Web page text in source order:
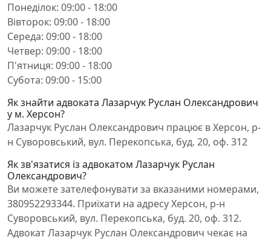
Понеділок: 09:00 - 18:00
Вівторок: 09:00 - 18:00
Середа: 09:00 - 18:00
Четвер: 09:00 - 18:00
П'ятниця: 09:00 - 18:00
Субота: 09:00 - 15:00
Як знайти адвоката Лазарчук Руслан Олександрович
у м. Херсон?
Лазарчук Руслан Олександрович працює в Херсон, р-
н Суворовський, вул. Перекопська, буд. 20, оф. 312
Як зв'язатися із адвокатом Лазарчук Руслан
Олександрович?
Ви можете зателефонувати за вказаними номерами,
380952293344. Приїхати на адресу Херсон, р-н
Суворовський, вул. Перекопська, буд. 20, оф. 312.
Адвокат Лазарчук Руслан Олександрович чекає на